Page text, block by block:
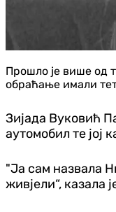
Прошло је више од
обраћање имали
Зијада Вуковић
аутомобил те јој
"Ја сам назвала
живјели“, казала